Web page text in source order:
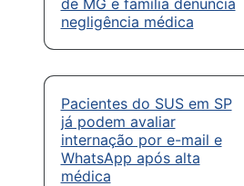
negligência médica
Pacientes do SUS em SP
já podem avaliar
internação por e-mail e
WhatsApp após alta
médica